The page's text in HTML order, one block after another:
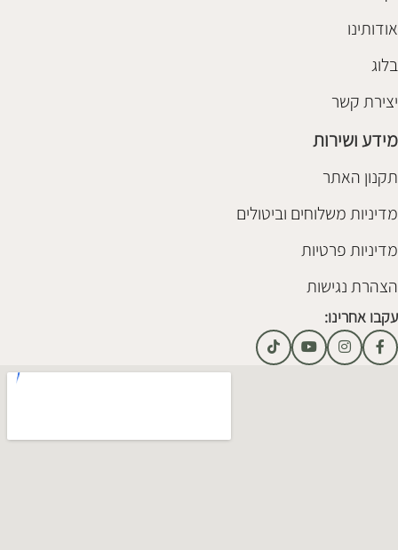
אודותינו
בלוג
יצירת קשר
מידע ושירות
תקנון האתר
מדיניות משלוחים וביטולים
מדיניות פרטיות
הצהרת נגישות
עקבו אחרינו: